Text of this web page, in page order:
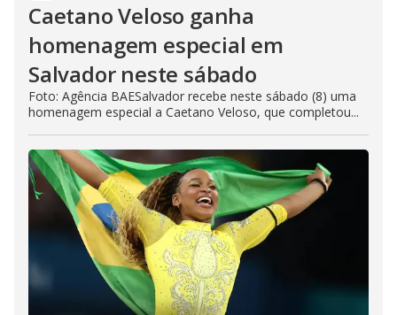
Caetano Veloso ganha
homenagem especial em
Salvador neste sábado
Foto: Agência BAESalvador recebe neste sábado (8) uma
homenagem especial a Caetano Veloso, que completou...